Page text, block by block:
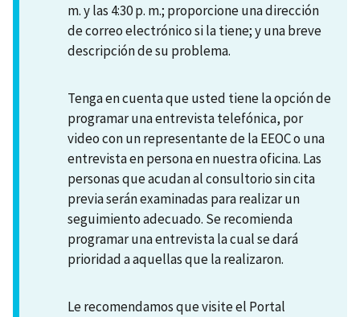
m. y las 4:30 p. m.; proporcione una dirección
de correo electrónico si la tiene; y una breve
descripción de su problema.
Tenga en cuenta que usted tiene la opción de
programar una entrevista telefónica, por
video con un representante de la EEOC o una
entrevista en persona en nuestra oficina. Las
personas que acudan al consultorio sin cita
previa serán examinadas para realizar un
seguimiento adecuado. Se recomienda
programar una entrevista la cual se dará
prioridad a aquellas que la realizaron.
Le recomendamos que visite el Portal